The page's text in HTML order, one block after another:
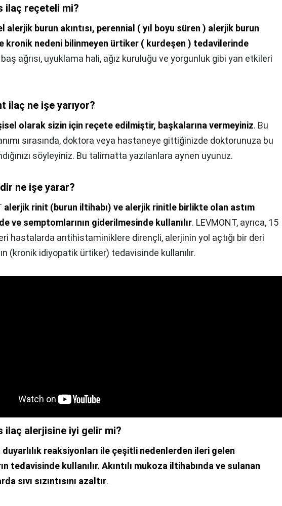
ilaç reçeteli mi?
alerjik burun akıntısı, perennial ( yıl boyu süren ) alerjik burun
kronik nedeni bilinmeyen ürtiker ( kurdeşen ) tedavilerinde
baş ağrısı, uyuklama hali, ağız kuruluğu ve yorgunluk gibi yan etkileri
ilaç ne işe yarıyor?
olarak sizin için reçete edilmiştir, başkalarına vermeyiniz. Bu
sırasında, doktora veya hastaneye gittiğinizde doktorunuza bu
söyleyiniz. Bu talimatta yazılanlara aynen uyunuz.
ne işe yarar?
alerjik rinit (burun iltihabı) ve alerjik rinitle birlikte olan astım
ve semptomlarının giderilmesinde kullanılır. LEVMONT, ayrıca, 15
hastalarda antihistaminiklere dirençli, alerjinin yol açtığı bir deri
(kronik idiyopatik ürtiker) tedavisinde kullanılır.
ilaç alerjisine iyi gelir mi?
duyarlılık reaksiyonları ile çeşitli nedenlerden ileri gelen
tedavisinde kullanılır. Akıntılı mukoza iltihabında ve sulanan
sıvı sızıntısını azaltır.